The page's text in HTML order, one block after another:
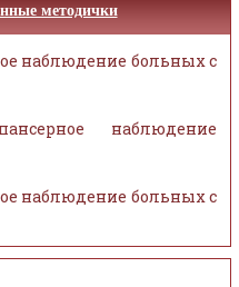
методички
наблюдение больных с
наблюдение
наблюдение больных с